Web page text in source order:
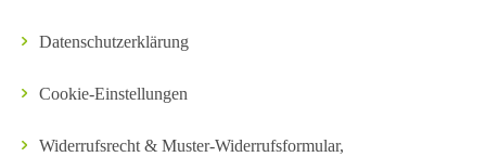
Datenschutzerklärung
Cookie-Einstellungen
Widerrufsrecht & Muster-Widerrufsformular,